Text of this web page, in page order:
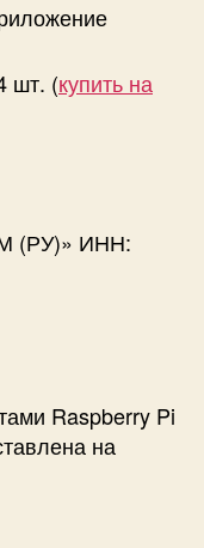
шт. (купить на
(РУ)» ИНН:
Raspberry Pi
на